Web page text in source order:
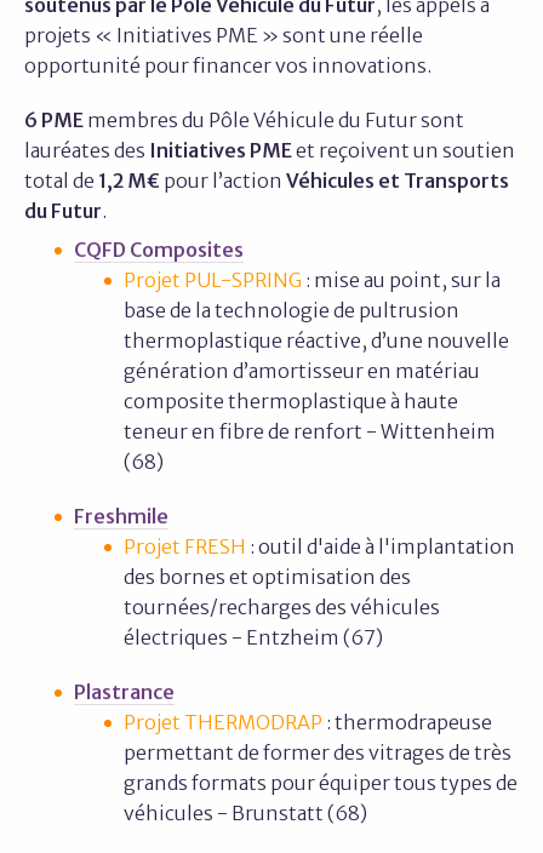
soutenus par le Pôle Véhicule du Futur, les appels à
projets « Initiatives PME » sont une réelle
opportunité pour financer vos innovations.
6 PME membres du Pôle Véhicule du Futur sont
lauréates des Initiatives PMEet reçoivent un soutien
total de 1,2 M€ pour l’action Véhicules et Transports
du Futur.
CQFD Composites
Projet PUL-SPRING : mise au point, sur la
base de la technologie de pultrusion
thermoplastique réactive, d’une nouvelle
génération d’amortisseur en matériau
composite thermoplastique à haute
teneur en fibre de renfort - Wittenheim
(68)
Freshmile
Projet FRESH : outil d'aide à l'implantation
des bornes et optimisation des
tournées/recharges des véhicules
électriques - Entzheim (67)
Plastrance
Projet THERMODRAP : thermodrapeuse
permettant de former des vitrages de très
grands formats pour équiper tous types de
véhicules - Brunstatt (68)